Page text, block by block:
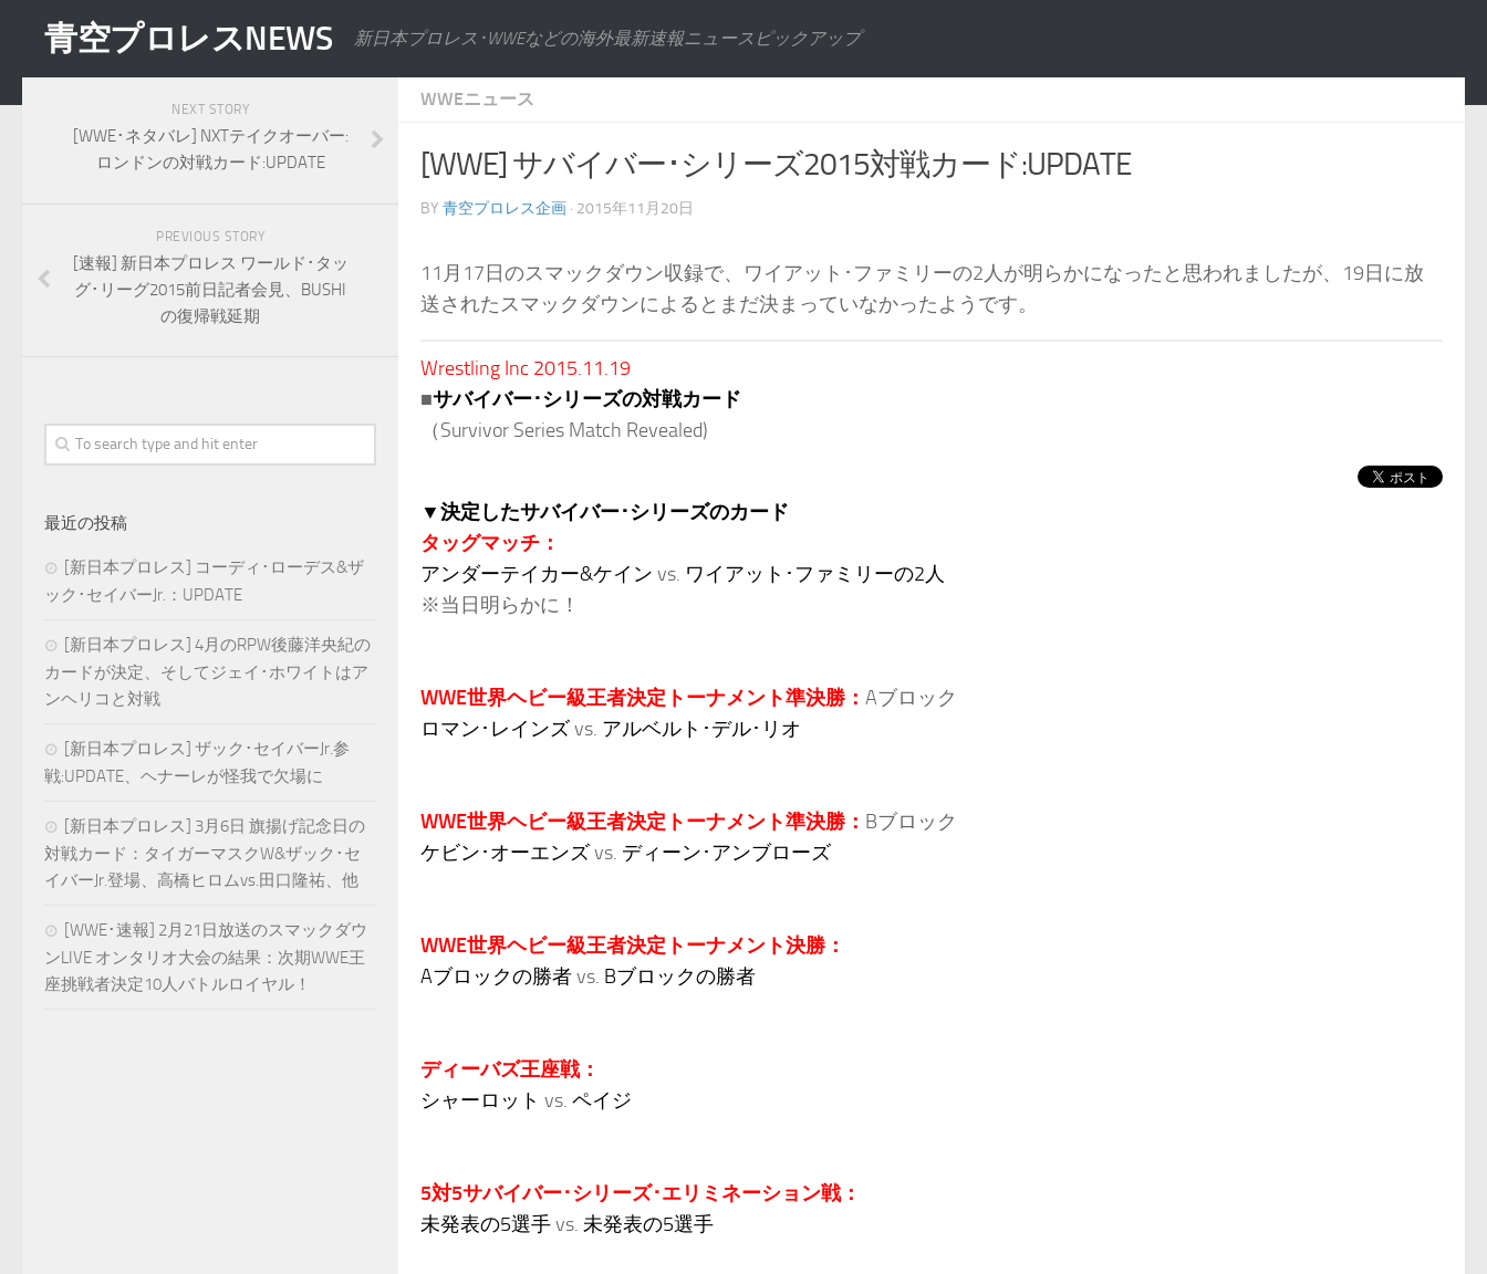
青空プロレスNEWS 新日本プロレス･WWEなどの海外最新速報ニュースピックアップ
WWEニュース
[WWE] サバイバー･シリーズ2015対戦カード:UPDATE
BY 青空プロレス企画 · 2015年11月20日
11月17日のスマックダウン収録で、ワイアット･ファミリーの2人が明らかになったと思われましたが、19日に放
送されたスマックダウンによるとまだ決まっていなかったようです。
Wrestling Inc 2015.11.19
■サバイバー･シリーズの対戦カード
（Survivor Series Match Revealed)
▼決定したサバイバー･シリーズのカード
タッグマッチ：
アンダーテイカー&ケイン vs. ワイアット･ファミリーの2人
※当日明らかに！
WWE世界ヘビー級王者決定トーナメント準決勝： Aブロック
ロマン･レインズvs. アルベルト･デル･リオ
WWE世界ヘビー級王者決定トーナメント準決勝： Bブロック
ケビン･オーエンズvs. ディーン･アンブローズ
WWE世界ヘビー級王者決定トーナメント決勝：
Aブロックの勝者vs. Bブロックの勝者
ディーバズ王座戦：
シャーロット vs. ペイジ
5対5サバイバー･シリーズ･エリミネーション戦：
未発表の5選手vs. 未発表の5選手
NEXT STORY
[WWE･ネタバレ] NXTテイクオーバー:
ロンドンの対戦カード:UPDATE
PREVIOUS STORY
[速報] 新日本プロレス ワールド･タッ
グ･リーグ2015前日記者会見、BUSHI
の復帰戦延期
最近の投稿
[新日本プロレス] コーディ･ローデス&ザ
ック･セイバーJr.：UPDATE
[新日本プロレス] 4月のRPW後藤洋央紀の
カードが決定、そしてジェイ･ホワイトはア
ンヘリコと対戦
[新日本プロレス] ザック･セイバーJr.参
戦:UPDATE、ヘナーレが怪我で欠場に
[新日本プロレス] 3月6日 旗揚げ記念日の
対戦カード：タイガーマスクW&ザック･セ
イバーJr.登場、高橋ヒロムvs.田口隆祐、他
[WWE･速報] 2月21日放送のスマックダウ
ンLIVE オンタリオ大会の結果：次期WWE王
座挑戦者決定10人バトルロイヤル！